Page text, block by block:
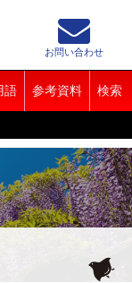
語 参考資料 検索
お問い合わせ